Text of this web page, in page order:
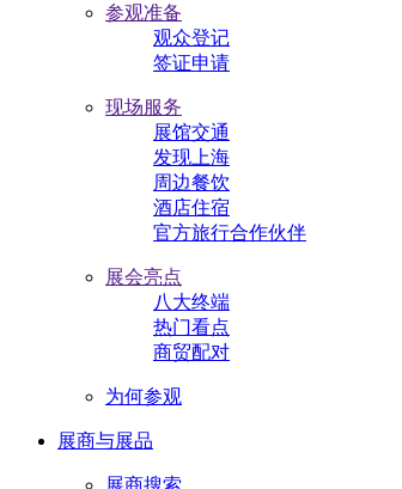
参观准备
观众登记
签证申请
现场服务
展馆交通
发现上海
周边餐饮
酒店住宿
官方旅行合作伙伴
展会亮点
八大终端
热门看点
商贸配对
为何参观
展商与展品
展商搜索